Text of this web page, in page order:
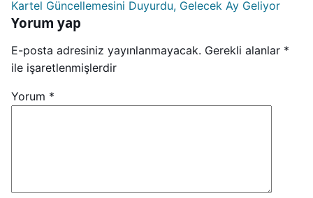
Kartel Güncellemesini Duyurdu, Gelecek Ay Geliyor
Yorum yap
E-posta adresiniz yayınlanmayacak. Gerekli alanlar *
ile işaretlenmişlerdir
Yorum *